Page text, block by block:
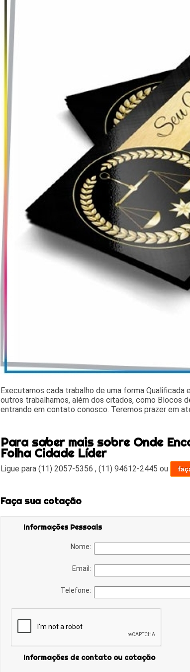
Executamos cada trabalho de uma forma
outros trabalhamos, além dos citados, como Blocos
entrando em contato conosco. Teremos prazer em
Para saber mais sobre Onde
Folha Cidade Líder
Ligue para(11) 2057-5356 ,(11) 94612-2445 ou
Faça sua cotação
Informações Pessoais
Nome:
Email:
Telefone:
Informações de contato ou cotação